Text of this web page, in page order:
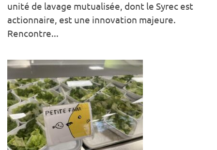
unité de lavage mutualisée, dont le Syrec est
actionnaire, est une innovation majeure.
Rencontre...